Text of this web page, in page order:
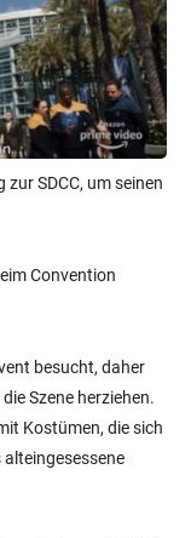
SDCC, um seinen
Convention
besucht, daher
Szene herziehen.
Kostümen, die sich